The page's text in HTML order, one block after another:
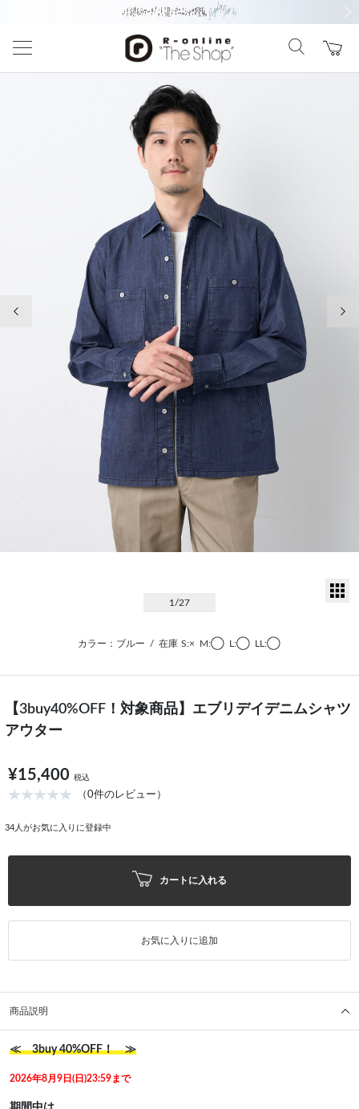
1 /27
カラー：ブルー / 在庫 S:× M:◯ L:◯ LL:◯
【3buy40%OFF！対象商品】エブリデイデニムシャツ
アウター
¥15,400 税込
（0件のレビュー）
34 人がお気に入りに登録中
カートに入れる
お気に入りに追加
商品説明
≪ 3buy 40%OFF！ ≫
2026年8月9日(日)23:59まで